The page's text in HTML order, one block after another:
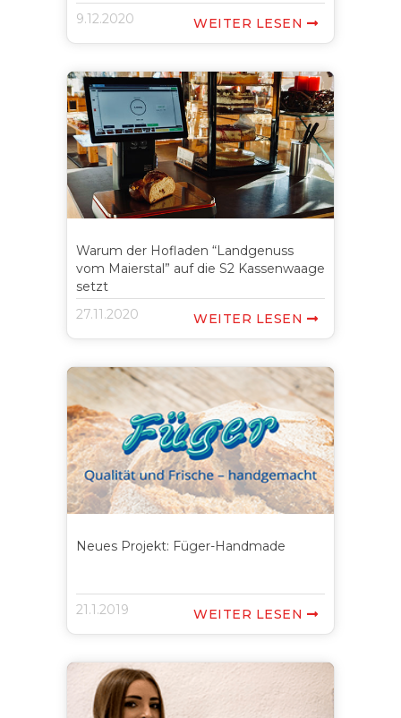
9.12.2020
WEITER LESEN 
Warum der Hofladen “Landgenuss
vom Maierstal” auf die S2 Kassenwaage
setzt
27.11.2020
WEITER LESEN 
Neues Projekt: Füger-Handmade
21.1.2019 WEITER LESEN 